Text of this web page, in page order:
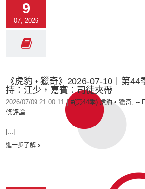
9
07, 2026
《虎豹 • 獵奇》2026-07-10︱第44
持：江少，嘉賓：司徒夾帶
2026/07/09 21:00:11 | #(第44季) 虎豹 • 獵奇, --
條評論
[...]
進一步了解